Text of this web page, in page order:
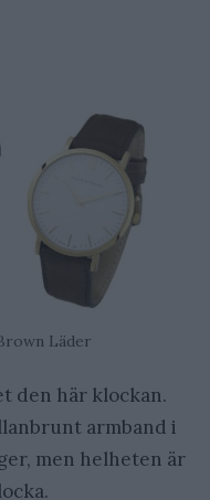
Läder
den här klockan.
armband i
men helheten är